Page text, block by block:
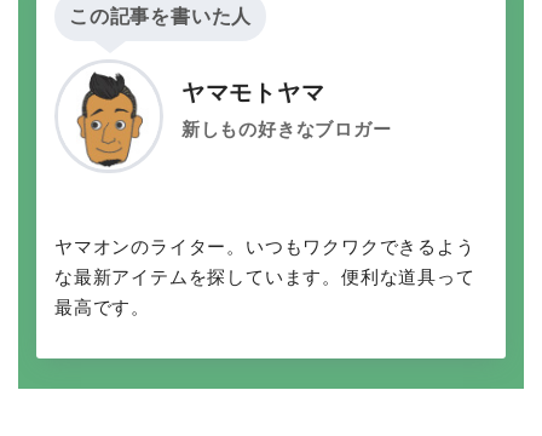
この記事を書いた人
ヤマモトヤマ
新しもの好きなブロガー
ヤマオンのライター。いつもワクワクできるよう
な最新アイテムを探しています。便利な道具って
最高です。